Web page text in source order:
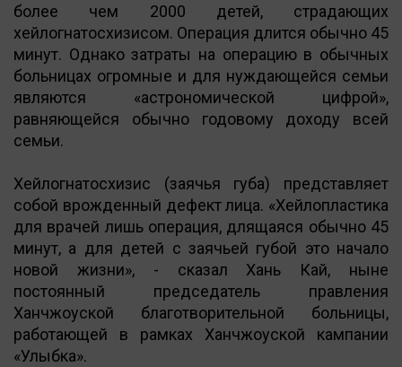
более чем 2000 детей, страдающих
хейлогнатосхизисом. Операция длится обычно 45
минут. Однако затраты на операцию в обычных
больницах огромные и для нуждающейся семьи
являются «астрономической цифрой»,
равняющейся обычно годовому доходу всей
семьи.
Хейлогнатосхизис (заячья губа) представляет
собой врожденный дефект лица. «Хейлопластика
для врачей лишь операция, длящаяся обычно 45
минут, а для детей с заячьей губой это начало
новой жизни», - сказал Хань Кай, ныне
постоянный председатель правления
Ханчжоуской благотворительной больницы,
работающей в рамках Ханчжоуской кампании
«Улыбка».